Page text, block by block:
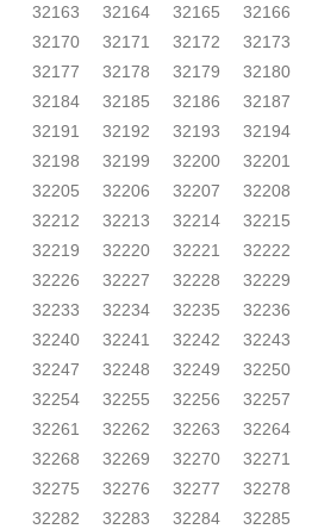
32163
32164 32165 32166
32170
32171 32172 32173
32177
32178 32179 32180
32184
32185 32186 32187
32191
32192 32193 32194
32198
32199 32200 32201
32205
32206 32207 32208
32212
32213 32214 32215
32219
32220 32221 32222
32226
32227 32228 32229
32233
32234 32235 32236
32240
32241 32242 32243
32247
32248 32249 32250
32254
32255 32256 32257
32261
32262 32263 32264
32268
32269 32270 32271
32275
32276 32277 32278
32282
32283 32284 32285